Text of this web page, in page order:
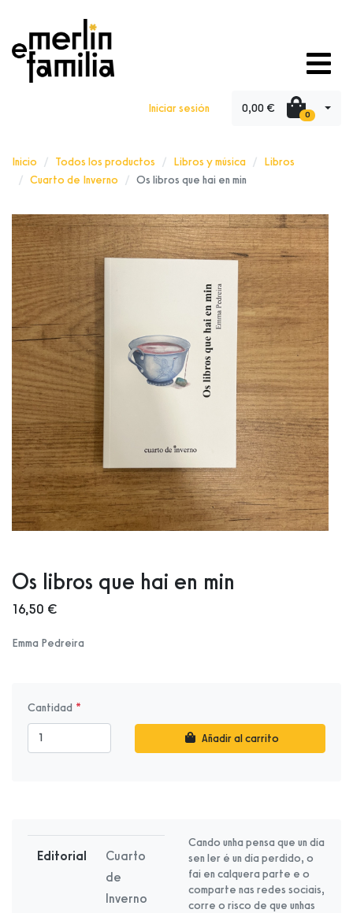
Iniciar sesión 0,00 € 0
Inicio Todos los productos Libros y música
Libros
Cuarto de Inverno
Os libros que hai en min
Os libros que hai en min
16,50 €
Emma Pedreira
Cantidad
Añadir al carrito
Editorial
Cuarto
de
Inverno
Cando unha pensa que un día
sen ler é un día perdido, o
fai en calquera parte e o
comparte nas redes sociais,
corre o risco de que unhas